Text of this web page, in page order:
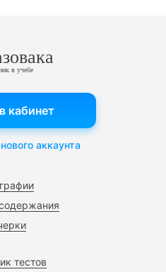
в учебе
тестов
кабинет
аккаунта